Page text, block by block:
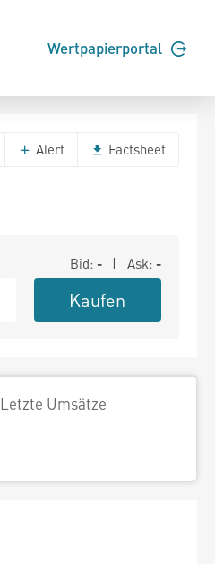
Wertpapierportal
Alert Factsheet
Bid: - | Ask: -
Kaufen
Letzte Umsätze